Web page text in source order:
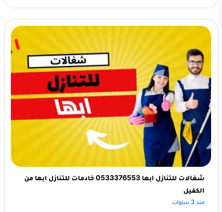
شغالات للتنازل ابها 0533376553 خادمات للتنازل ابها من
الكفيل
منذ 3 سنوات